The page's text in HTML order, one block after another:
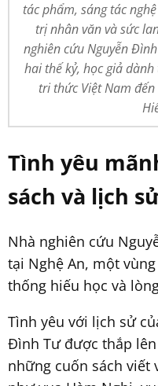
tác phẩm, sáng tác
trị nhân văn và sức
nghiên cứu Nguyễn
hai thế kỷ, học giả
tri thức Việt Nam
Tình yêu
sách và lịch
Nhà nghiên cứu
tại Nghệ An, một
thống hiếu học và
Tình yêu với lịch sử
Đình Tư được thắp
những cuốn sách viết